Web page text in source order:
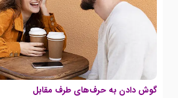
گوش دادن به حرف‌های طرف مقابل